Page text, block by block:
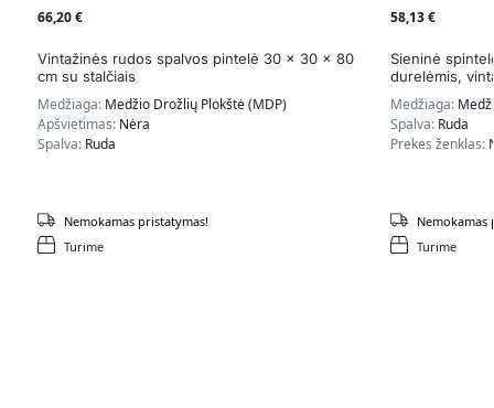
66,20€
Vintažinės rudos spalvos pintelė 30 x 30 x 80
cm su stalčiais
Medžiaga: Medžio Drožlių Plokštė (MDP)
Apšvietimas: Nėra
Spalva: Ruda
Turime
Nemokamas pristatymas!
58,13€
Sieninė
durelėmis,
Medžiaga:
Spalva: Ruda
Prekės ženklas:
Turime
Nemokamas